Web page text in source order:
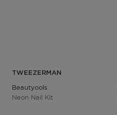
TWEEZERMAN
Beautyools
Neon Nail Kit